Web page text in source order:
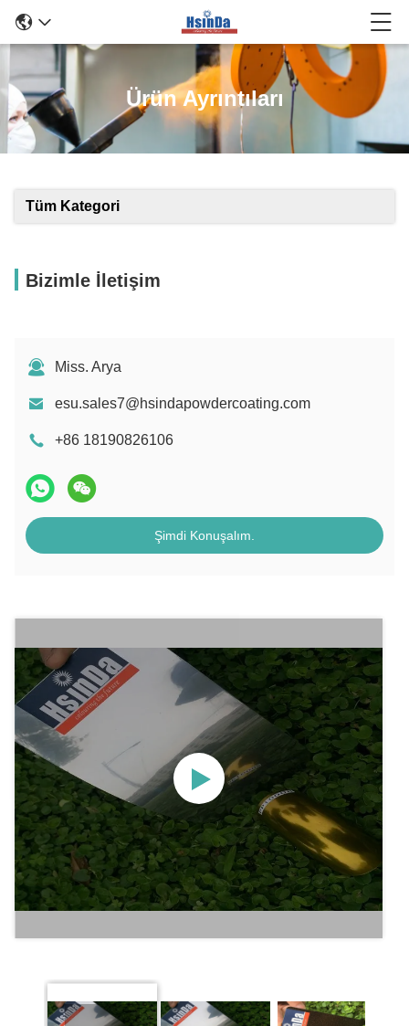
Ürün Ayrıntıları
Tüm Kategori
Bizimle İletişim
Miss. Arya
esu.sales7@hsindapowdercoating.com
+86 18190826106
Şimdi Konuşalım.